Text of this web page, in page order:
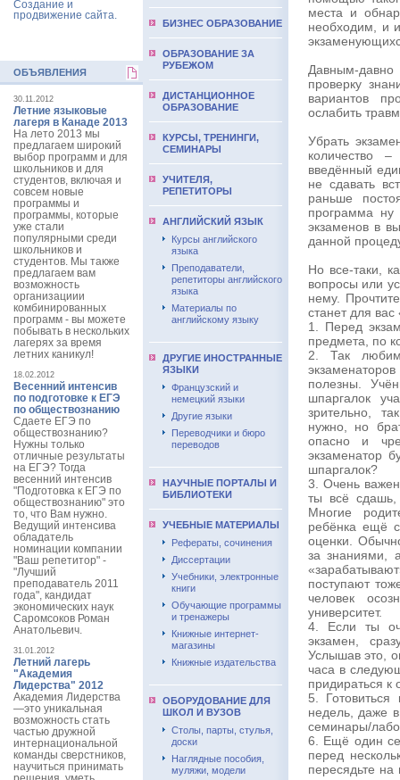
места и
необходим, и
Давным-
проверку
вариантов
ослабить
Убрать
количество
введённый
не сдавать
раньше
программа ну
экзаменов в
данной
Но все-таки,
вопросы или
нему.
станет для вас
1. Перед
предмета, по
2. Так
полезны.
шпаргалок
зрительно,
нужно, но
опасно и
экзаменатор
шпаргалок?
3. Очень
ты всё
Многие
ребёнка ещё
оценки.
за знаниями,
поступают
человек
университет.
4. Если ты
экзамен,
Услышав это,
часа в
придираться к
5.
недель, даже
семинары/
6. Ещё один
перед
пересядьте
БИЗНЕС ОБРАЗОВАНИЕ
ОБРАЗОВАНИЕ ЗА
РУБЕЖОМ
ДИСТАНЦИОННОЕ
ОБРАЗОВАНИЕ
КУРСЫ, ТРЕНИНГИ,
СЕМИНАРЫ
УЧИТЕЛЯ,
РЕПЕТИТОРЫ
АНГЛИЙСКИЙ ЯЗЫК
Курсы английского
языка
Преподаватели,
репетиторы английского
языка
Материалы по
английскому языку
ДРУГИЕ ИНОСТРАННЫЕ
ЯЗЫКИ
Французский и
немецкий языки
Другие языки
Переводчики и бюро
переводов
НАУЧНЫЕ ПОРТАЛЫ И
БИБЛИОТЕКИ
УЧЕБНЫЕ МАТЕРИАЛЫ
Рефераты, сочинения
Диссертации
Учебники, электронные
книги
Обучающие программы
и тренажеры
Книжные интернет-
магазины
Книжные издательства
ОБОРУДОВАНИЕ ДЛЯ
ШКОЛ И ВУЗОВ
Столы, парты, стулья,
доски
Наглядные пособия,
муляжи, модели
Создание и
продвижение сайта.
ОБЪЯВЛЕНИЯ
30.11.2012
Летние языковые
лагеря в Канаде 2013
На лето 2013 мы
предлагаем широкий
выбор программ и для
школьников и для
студентов, включая и
совсем новые
программы и
программы, которые
уже стали
популярными среди
школьников и
студентов. Мы также
предлагаем вам
возможность
организациии
комбинированных
программ - вы можете
побывать в нескольких
лагерях за время
летних каникул!
18.02.2012
Весенний интенсив
по подготовке к ЕГЭ
по обществознанию
Сдаете ЕГЭ по
обществознанию?
Нужны только
отличные результаты
на ЕГЭ? Тогда
весенний интенсив
"Подготовка к ЕГЭ по
обществознанию" это
то, что Вам нужно.
Ведущий интенсива
обладатель
номинации компании
"Ваш репетитор" -
"Лучший
преподаватель 2011
года", кандидат
экономических наук
Саромсоков Роман
Анатольевич.
31.01.2012
Летний лагерь
"Академия
Лидерства" 2012
Академия Лидерства
—это уникальная
возможность стать
частью дружной
интернациональной
команды сверстников,
научиться принимать